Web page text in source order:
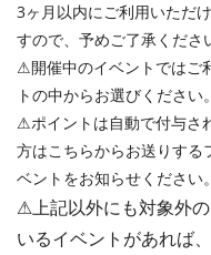
3ヶ月以内にご利用いただ
すので、予めご了承くださ
⚠︎開催中のイベントではご
トの中からお選びください。
⚠︎ポイントは自動で付与さ
方はこちらからお送りする
ベントをお知らせください。
⚠︎上記以外にも対象外
いるイベントがあれば